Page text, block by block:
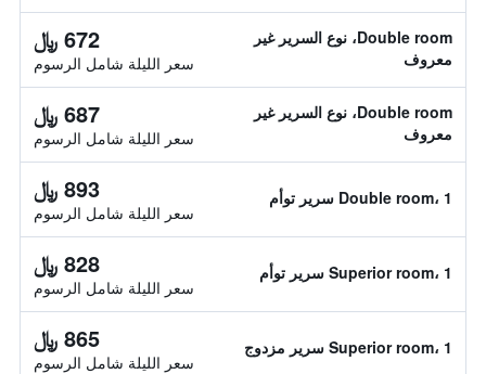
Double room، نوع السرير غير
معروف
672 ﷼
سعر الليلة شامل الرسوم
Double room، نوع السرير غير
معروف
687 ﷼
سعر الليلة شامل الرسوم
Double room، 1 سرير توأم 893 ﷼
سعر الليلة شامل الرسوم
Superior room، 1 سرير توأم 828 ﷼
سعر الليلة شامل الرسوم
Superior room، 1 سرير مزدوج 865 ﷼
سعر الليلة شامل الرسوم